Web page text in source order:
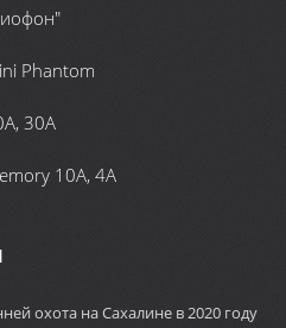
Phantom
30А
10A, 4А
охота на Сахалине в 2020 году